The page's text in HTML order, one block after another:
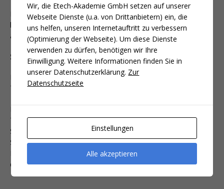
Der Kunde kann bis zu 1 Tag vor Beginn der Veranstaltung,
kostenfrei einen Ersatzteilnehmer benennen ( z.B. per E-Mail
an info@etech-akademie.de)
Stornierung / Rücktritt
Eine Stornierung (Rücktritt) des Vertrages ist bis spätestens 28
Tage vor Veranstaltungsbeginn kostenfrei möglich.
Tage vor Veranstaltungsbeginn, gegen eine
Stornierungsgebühr von 200€ zzgl. USt. möglich. Bei späterer
Stornierung ist die gesamte Teilnahmegebühr fällig.
Maßgebend ist das Eingangsdatum der Rücktrittserklärung bei
der Etech-Akademie.
Wir, die Etech-Akademie GmbH setzen auf unserer
Webseite Dienste (u.a. von Drittanbietern) ein, die
uns helfen, unseren Internetauftritt zu verbessern
(Optimierung der Webseite). Um diese Dienste
verwenden zu dürfen, benötigen wir Ihre
Einwilligung. Weitere Informationen finden Sie in
unserer Datenschutzerklärung. Zur
Datenschutzseite
Einstellungen
Alle akzeptieren